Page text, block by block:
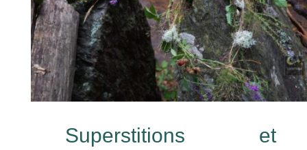
Superstitions et